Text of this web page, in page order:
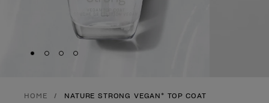
Skip to slide
Skip to slide
Skip to slide
Skip to slide
HOME NATURE STRONG VEGAN* TOP COAT